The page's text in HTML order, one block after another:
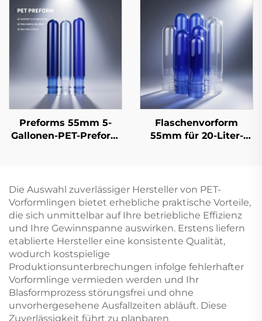
Erfrischungsgetränke
– 14 g bis 46 g
bis 35 g |
Hochwirksame
Präzisionsformgebung
Preforms 55mm 5-
Gallonen-PET-Preform
Flaschenvorform
55mm für 20-Liter-
Die Auswahl zuverlässiger Hersteller von PET-
Vorformlingen bietet erhebliche praktische Vorteile,
die sich unmittelbar auf Ihre betriebliche Effizienz
und Ihre Gewinnspanne auswirken. Erstens liefern
etablierte Hersteller eine konsistente Qualität,
wodurch kostspielige
Produktionsunterbrechungen infolge fehlerhafter
Vorformlinge vermieden werden und Ihr
Blasformprozess störungsfrei und ohne
unvorhergesehene Ausfallzeiten abläuft. Diese
Zuverlässigkeit führt zu planbaren